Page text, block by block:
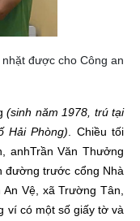
được cho Công an
(sinh năm 1978, trú tại
Hải Phòng) . Chiều tối
anhTrần Văn Thưởng
đường trước cổng Nhà
Vệ, xã Trường Tân,
ví có một số giấy tờ và